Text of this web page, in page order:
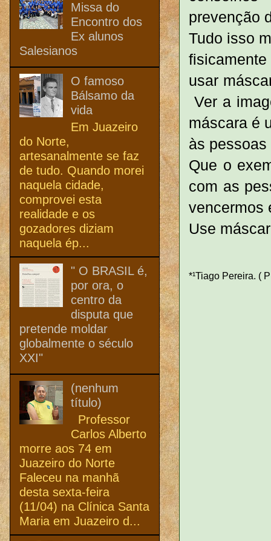
prevenção
Tudo isso
usar
Ver a
máscara é
às
Que o
com as
vencermos
Use
*¹Tiago Pereira. (
Missa do
Encontro dos
Ex alunos
Salesianos
O famoso
Bálsamo da
vida
Em Juazeiro
do Norte,
artesanalmente se faz
de tudo. Quando morei
naquela cidade,
comprovei esta
realidade e os
gozadores diziam
naquela ép...
" O BRASIL é,
por ora, o
centro da
disputa que
pretende moldar
globalmente o século
XXI"
(nenhum
título)
Professor
Carlos Alberto
morre aos 74 em
Juazeiro do Norte
Faleceu na manhã
desta sexta-feira
(11/04) na Clínica Santa
Maria em Juazeiro d...